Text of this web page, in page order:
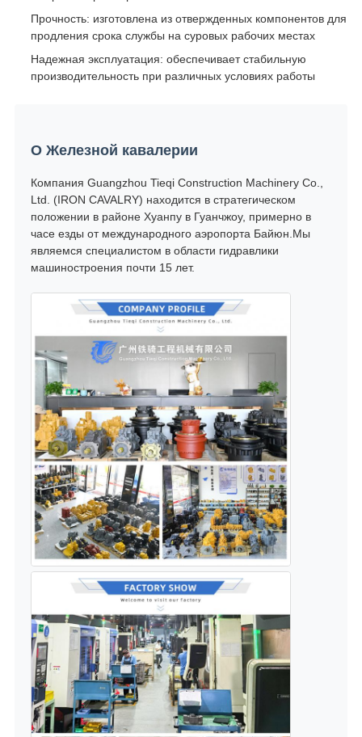
Прочность: изготовлена из отвержденных компонентов для
продления срока службы на суровых рабочих местах
Надежная эксплуатация: обеспечивает стабильную
производительность при различных условиях работы
О Железной кавалерии
Компания Guangzhou Tieqi Construction Machinery Co.,
Ltd. (IRON CAVALRY) находится в стратегическом
положении в районе Хуанпу в Гуанчжоу, примерно в
часе езды от международного аэропорта Байюн.Мы
являемся специалистом в области гидравлики
машиностроения почти 15 лет.